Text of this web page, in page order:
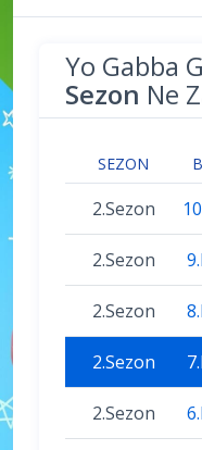
Yo Gabba
Sezon Ne
SEZON
2.Sezon
2.Sezon
2.Sezon
2.Sezon
2.Sezon